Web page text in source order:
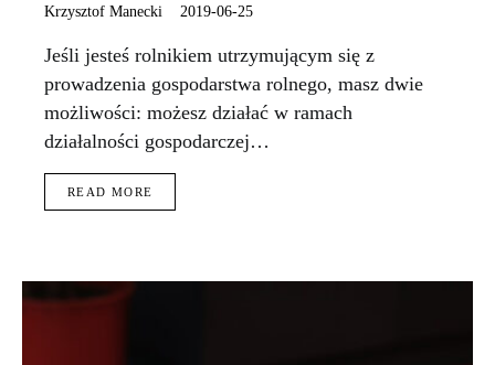
Krzysztof Manecki 2019-06-25
Jeśli jesteś rolnikiem utrzymującym się z
prowadzenia gospodarstwa rolnego, masz dwie
możliwości: możesz działać w ramach
działalności gospodarczej…
READ MORE